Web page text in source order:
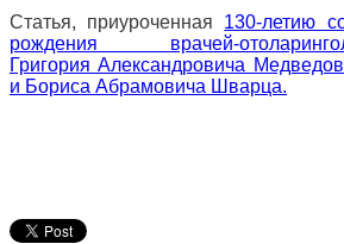
Статья, приуроченная 130-летию
рождения врачей-
Григория Александровича
и Бориса Абрамовича Шварца.